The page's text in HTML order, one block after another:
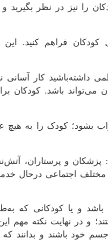
را نیز در نظر
فراهم کنید. این
داشته‌باشید کار آسانی
می‌تواند باشد. کودکان
کودک را به هیچ
و پرستاران،
اجتماعی درحال
و یا کودکانی که
و در نهایت نکته مهم
خود باشند و بدانند